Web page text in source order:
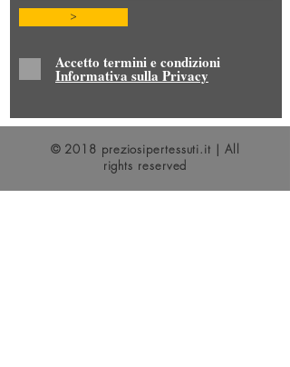
>
Accetto termini e condizioni
Informativa sulla Privacy
© 2018 preziosipertessuti.it | All
rights reserved